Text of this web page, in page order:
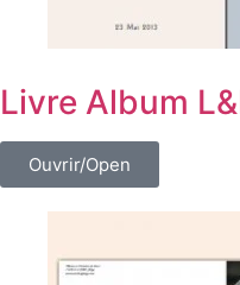
Livre Album
Ouvrir/Open